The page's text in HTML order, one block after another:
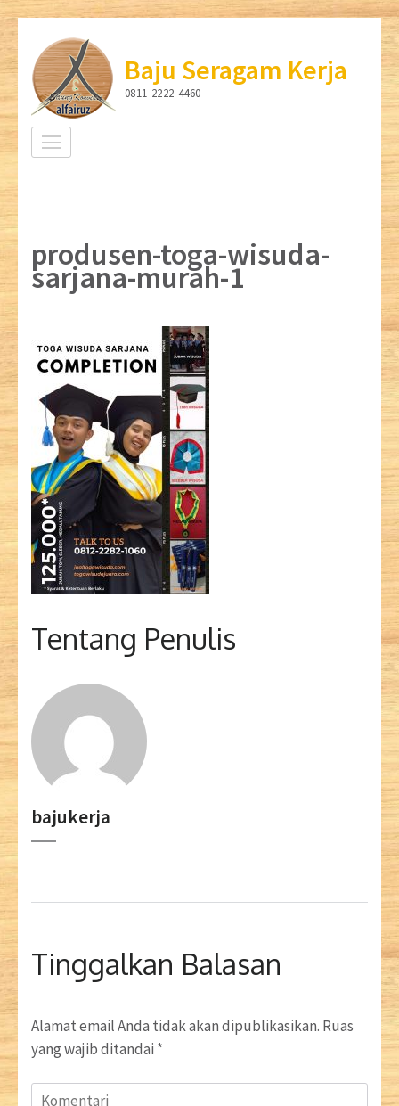
konten
(Tekan
Enter)
Baju Seragam Kerja
0811-2222-4460
produsen-toga-wisuda-
sarjana-murah-1
Tentang Penulis
bajukerja
Tinggalkan Balasan
Alamat email Anda tidak akan dipublikasikan. Ruas
yang wajib ditandai *
Komentari